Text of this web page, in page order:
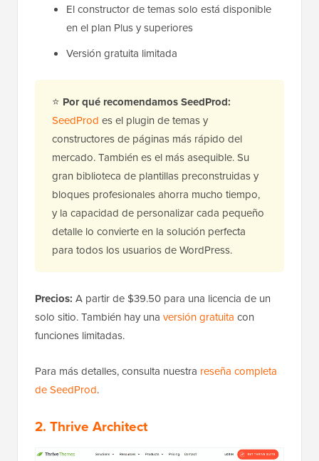
El constructor de temas solo está disponible
en el plan Plus y superiores
Versión gratuita limitada
⭐ Por qué recomendamos SeedProd:
SeedProd es el plugin de temas y
constructores de páginas más rápido del
mercado. También es el más asequible. Su
gran biblioteca de plantillas preconstruidas y
bloques profesionales ahorra mucho tiempo,
y la capacidad de personalizar cada pequeño
detalle lo convierte en la solución perfecta
para todos los usuarios de WordPress.
Precios: A partir de $39.50 para una licencia de un
solo sitio. También hay una versión gratuita con
funciones limitadas.
Para más detalles, consulta nuestra reseña completa
de SeedProd.
2. Thrive Architect